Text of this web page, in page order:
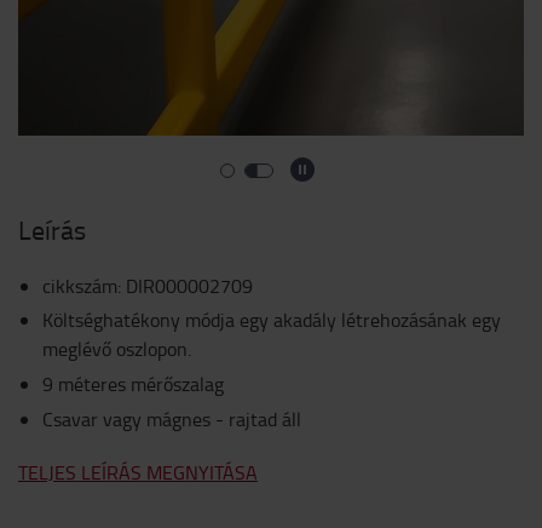
Leírás
cikkszám: DIR000002709
Költséghatékony módja egy akadály létrehozásának egy
meglévő oszlopon.
9 méteres mérőszalag
Csavar vagy mágnes - rajtad áll
TELJES LEÍRÁS MEGNYITÁSA